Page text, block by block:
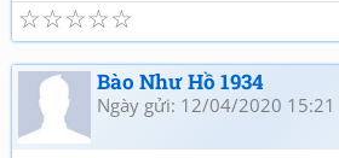
☆
☆
☆
☆
☆
Bào Như Hồ 1934
Ngày gửi: 12/04/2020 15:21